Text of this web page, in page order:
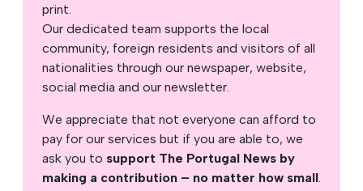
print.
Our dedicated team supports the local
community, foreign residents and visitors of all
nationalities through our newspaper, website,
social media and our newsletter.
We appreciate that not everyone can afford to
pay for our services but if you are able to, we
ask you to support The Portugal News by
making a contribution – no matter how small.